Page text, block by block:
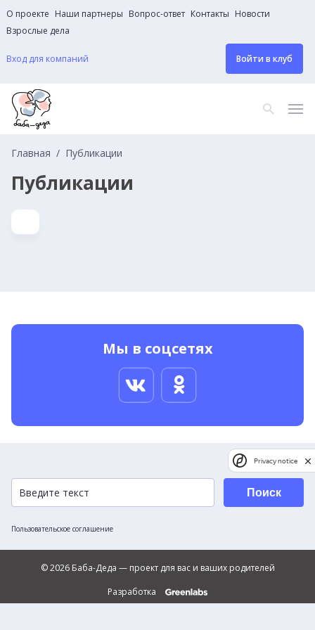
О проекте Наши партнеры Вопрос-ответ Контакты Новости
Взрослые дела
Вход для компаний Войти в клуб
Главная Публикации
Публикации
Мы в соцсетях
Пользовательское соглашение
Поиск
© 2026 Баба-Деда — проект для вас и ваших родителей
Разработка
Privacy notice